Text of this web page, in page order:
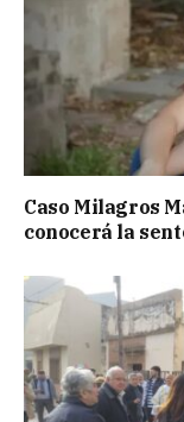
Caso Milagros
conocerá la